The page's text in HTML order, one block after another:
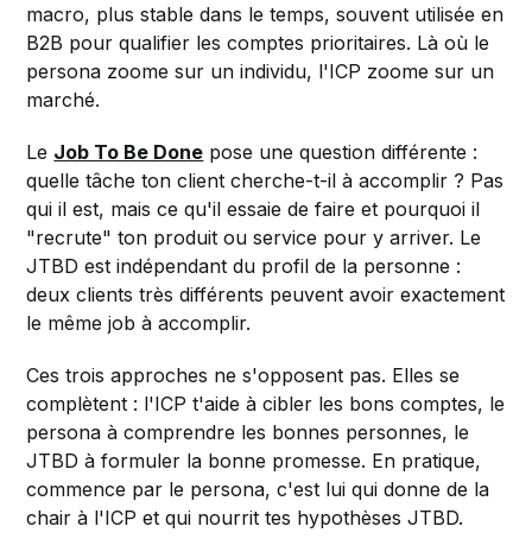
macro, plus stable dans le temps, souvent utilisée en
B2B pour qualifier les comptes prioritaires. Là où le
persona zoome sur un individu, l'ICP zoome sur un
marché.
Le Job To Be Done pose une question différente :
quelle tâche ton client cherche-t-il à accomplir ? Pas
qui il est, mais ce qu'il essaie de faire et pourquoi il
"recrute" ton produit ou service pour y arriver. Le
JTBD est indépendant du profil de la personne :
deux clients très différents peuvent avoir exactement
le même job à accomplir.
Ces trois approches ne s'opposent pas. Elles se
complètent : l'ICP t'aide à cibler les bons comptes, le
persona à comprendre les bonnes personnes, le
JTBD à formuler la bonne promesse. En pratique,
commence par le persona, c'est lui qui donne de la
chair à l'ICP et qui nourrit tes hypothèses JTBD.